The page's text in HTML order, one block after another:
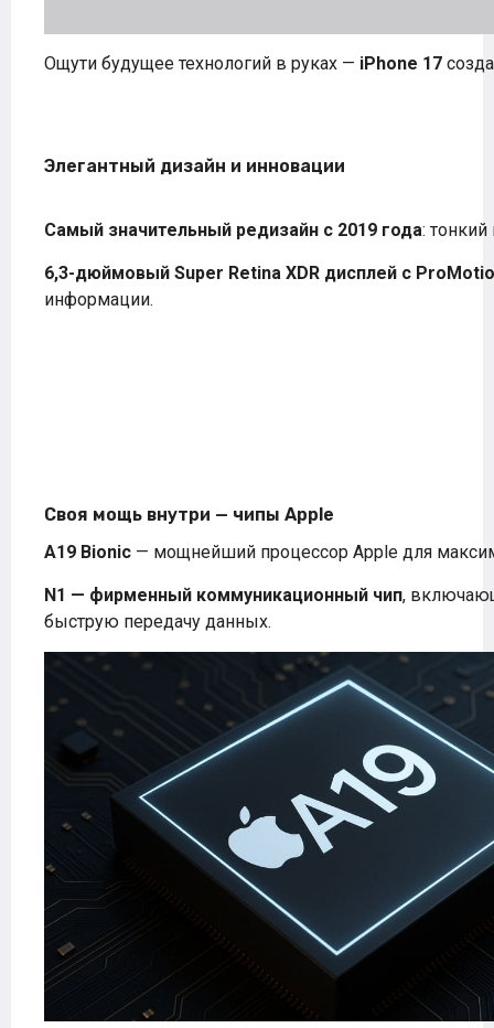
Ощути будущее технологий в руках — iPhone 17
Элегантный дизайн и инновации
Самый значительный редизайн с 2019 года:
6,3-дюймовый Super Retina XDR дисплей с
информации.
Своя мощь внутри — чипы Apple
A19 Bionic — мощнейший процессор Apple для
N1 — фирменный коммуникационный чип,
быструю передачу данных.